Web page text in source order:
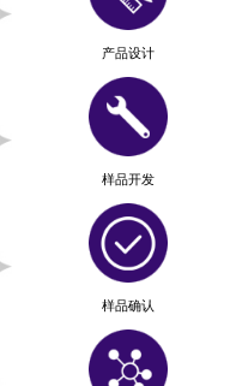
产品设计
样品开发
样品确认